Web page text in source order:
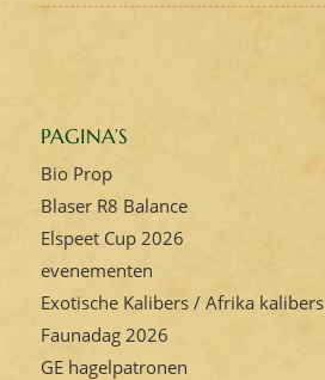
PAGINA’S
Bio Prop
Blaser R8 Balance
Elspeet Cup 2026
evenementen
Exotische Kalibers / Afrika kalibers
Faunadag 2026
GE hagelpatronen